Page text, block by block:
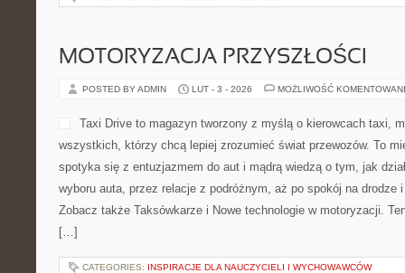
MOTORYZACJA PRZYSZŁOŚCI
POSTED BY ADMIN LUT - 3 - 2026 MOŻLIWOŚĆ
Taxi Drive to magazyn tworzony z myślą o kierowcach taxi,
wszystkich, którzy chcą lepiej zrozumieć świat przewozów. To
spotyka się z entuzjazmem do aut i mądrą wiedzą o tym, jak
wyboru auta, przez relacje z podróżnym, aż po spokój na drodze
Zobacz także Taksówkarze i Nowe technologie w motoryzacji.
[…]
CATEGORIES: INSPIRACJE DLA NAUCZYCIELI I WYCHOWAWCÓW